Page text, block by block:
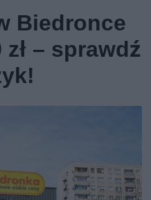
Biedronce
– sprawdź